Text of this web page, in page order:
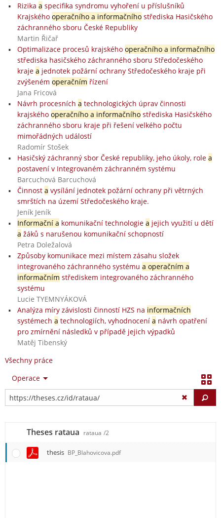
Rizika a specifika syndromu vyhoření u příslušníků
Krajského operačního a informačníhostřediska Hasičského
záchranného sboru České Republiky
Martin Řičař
Optimalizace procesů krajského operačního a informačního
střediska hasičského záchranného sboru Středočeského
kraje a jednotek požární ochrany Středočeského kraje při
zvýšeném operačním řízení
Jana Fricová
Návrh procesních a technologických úprav činnosti
krajského operačního a informačníhostřediska Hasičského
záchranného sboru kraje při řešení velkého počtu
mimořádných událostí
Radomír Stošek
Hasičský záchranný sbor České republiky, jeho úkoly, role a
postavení v Integrovaném záchranném systému
Barcuchová Barcuchová
Činnost a vysílání jednotek požární ochrany při větrných
smrštích na území Středočeského kraje.
Jeník Jeník
Informační a komunikační technologie a jejich využití u dětí
a žáků s narušenou komunikační schopností
Petra Doležalová
Způsoby komunikace mezi místem zásahu složek
integrovaného záchranného systému a operačním a
informačním střediskem integrovaného záchranného
systému
Lucie TYEMNYÁKOVÁ
Analýza míry závislosti činností HZS na informačních
systémech a technologiích, vyhodnocení a návrh opatření
pro zmírnění následků v případě jejich výpadků
Matěj Tibenský
Všechny práce
Operace
Theses rataua rataua /2
thesis BP_Blahovicova.pdf